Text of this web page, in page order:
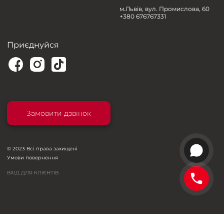
м.Львів, вул. Промислова, 60
+380 676767331
Приєднуйся
Замовити дзвінок
© 2023 Всі права захищені
Умови повернення
ВХІД ДЛЯ КЛІЄНТІВ